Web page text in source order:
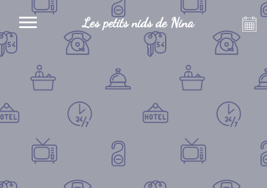
Les petits nids de Nina